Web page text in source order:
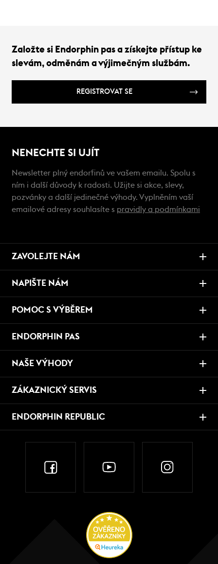
Založte si Endorphin pas a získejte přístup ke
slevám, odměnám a výjimečným službám.
REGISTROVAT SE
NENECHTE SI UJÍT
Newsletter plný endorfinů ve vašem emailu. Spolu s
ním i další důvody k radosti. Užijte si akce, slevy,
pozvánky a další jedinečné výhody. Vyplněním vaší
emailové adresy souhlasíte s pravidly a podmínkami
ZAVOLEJTE NÁM
NAPIŠTE NÁM
POMOC S VÝBĚREM
ENDORPHIN PAS
NAŠE VÝHODY
ZÁKAZNICKÝ SERVIS
ENDORPHIN REPUBLIC